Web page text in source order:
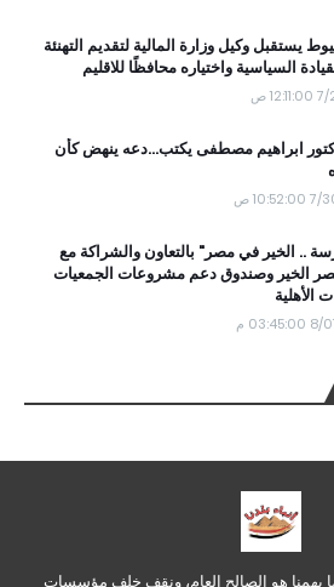
يستقبل وكيل وزارة المالية لتقديم التهنئة
السياسية واختياره محافظًا للاقليم
ص
ابراهيم مصطفى يكتب...دعه ينهض كأن
ص
.. الخير في مصر" بالتعاون والشراكة مع
الخير وصندوق دعم مشروعات الجمعيات
الأهلية
م
يهمنا هو الصالح العام، ونقف خلف مؤسسات